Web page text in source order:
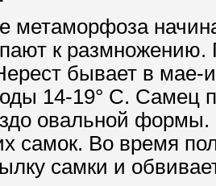
метаморфоза
к
бывает в
14-19° С. Самец
овальной
самок. Во время
самки и